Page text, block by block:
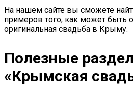
На нашем сайте вы сможете
примеров того, как может быть
оригинальная свадьба в Крыму.
Полезные
«Крымская